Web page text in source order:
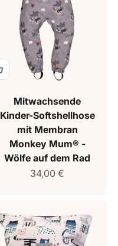
Mitwachsende
Kinder-Softshellhose
mit Membran
Monkey Mum® -
Wölfe auf dem Rad
Verkaufspreis
34,00 €